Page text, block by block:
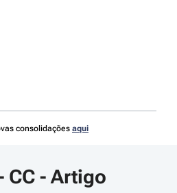
consolidações aqui
CC - Artigo